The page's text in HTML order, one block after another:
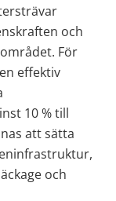
och
För
effektiv
10 % till
att sätta
och